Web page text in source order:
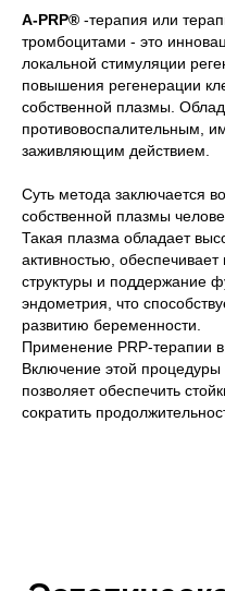
А-PRP® -терапия или
тромбоцитами - это
локальной стимуляции
повышения регенерации
собственной плазмы.
противовоспалительным,
заживляющим действием.
Суть метода заключается
собственной плазмы
Такая плазма обладает
активностью,
структуры и поддержание
эндометрия, что
развитию беременности.
Применение PRP-терапии в
Включение этой процедуры
позволяет обеспечить
сократить